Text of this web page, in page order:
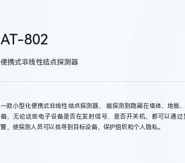
AT-802
便携式非线性结点探测器
一款小型化便携式非线性结点探测器， 能探测到隐藏在墙体、地板
备，无论这些电子设备是否在发射信号、是否开关机，都可以通
警，使探测人员可以找寻到目标设备，保护组织和个人隐私。